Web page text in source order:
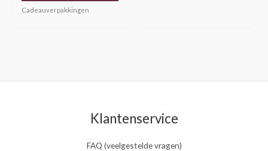
Cadeauverpakkingen
Klantenservice
FAQ (veelgestelde vragen)